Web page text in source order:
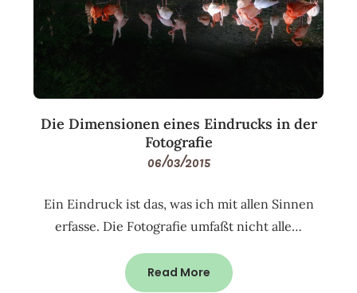
Die Dimensionen eines Eindrucks in der
Fotografie
06/03/2015
Ein Eindruck ist das, was ich mit allen Sinnen
erfasse. Die Fotografie umfaßt nicht alle…
Read More